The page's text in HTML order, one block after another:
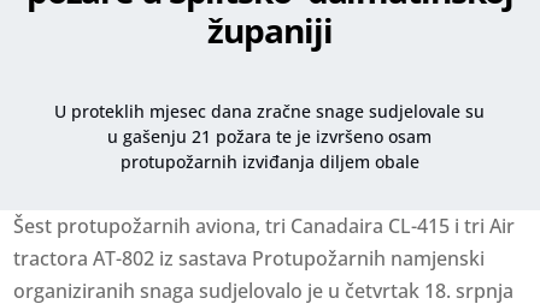
županiji
U proteklih mjesec dana zračne snage sudjelovale su
u gašenju 21 požara te je izvršeno osam
protupožarnih izviđanja diljem obale
Šest protupožarnih aviona, tri Canadaira CL-415 i tri Air
tractora AT-802 iz sastava Protupožarnih namjenski
organiziranih snaga sudjelovalo je u četvrtak 18. srpnja